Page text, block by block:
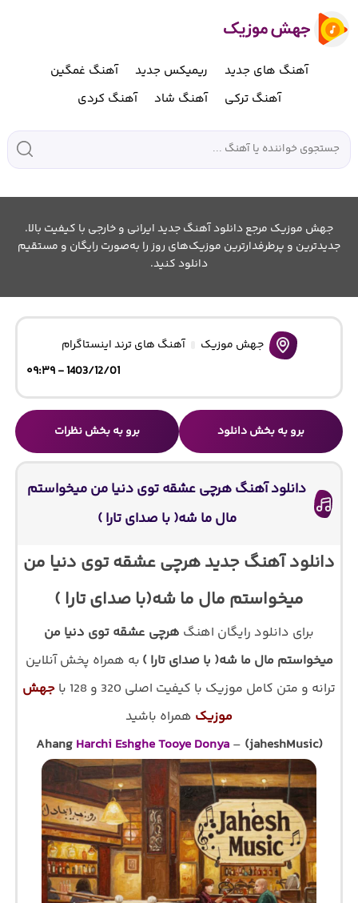
آهنگ های جدید ریمیکس جدید
آهنگ غمگین
آهنگ ترکی
آهنگ شاد آهنگ کردی
جهش موزیک مرجع دانلود آهنگ جدید ایرانی و خارجی با کیفیت بالا.
جدیدترین و پرطرفدارترین موزیک‌های روز را به‌صورت رایگان و مستقیم
دانلود کنید.
جهش موزیک
آهنگ های ترند اینستاگرام
1403/12/01 - ۰۹:۳۹
برو به بخش دانلود برو به بخش نظرات
دانلود آهنگ هرچی عشقه توی دنیا من میخواستم
مال ما شه( با صدای تارا )
دانلود آهنگ جدید هرچی عشقه توی دنیا من
میخواستم مال ما شه(با صدای تارا )
برای دانلود رایگان اهنگ هرچی عشقه توی دنیا من
میخواستم مال ما شه( با صدای تارا ) به همراه پخش آنلاین
ترانه و متن کامل موزیک با کیفیت اصلی 320 و 128 با
جهش
موزیک همراه باشید
Ahang Harchi Eshghe Tooye Donya– (jaheshMusic)